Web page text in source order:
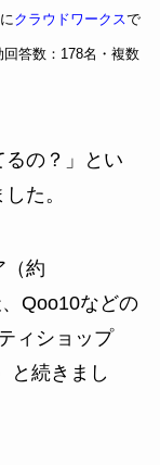
クラウドワークスで
答数：178名・複数
るの？」とい
た。
（約
Qoo10などの
ィショップ
と続きまし